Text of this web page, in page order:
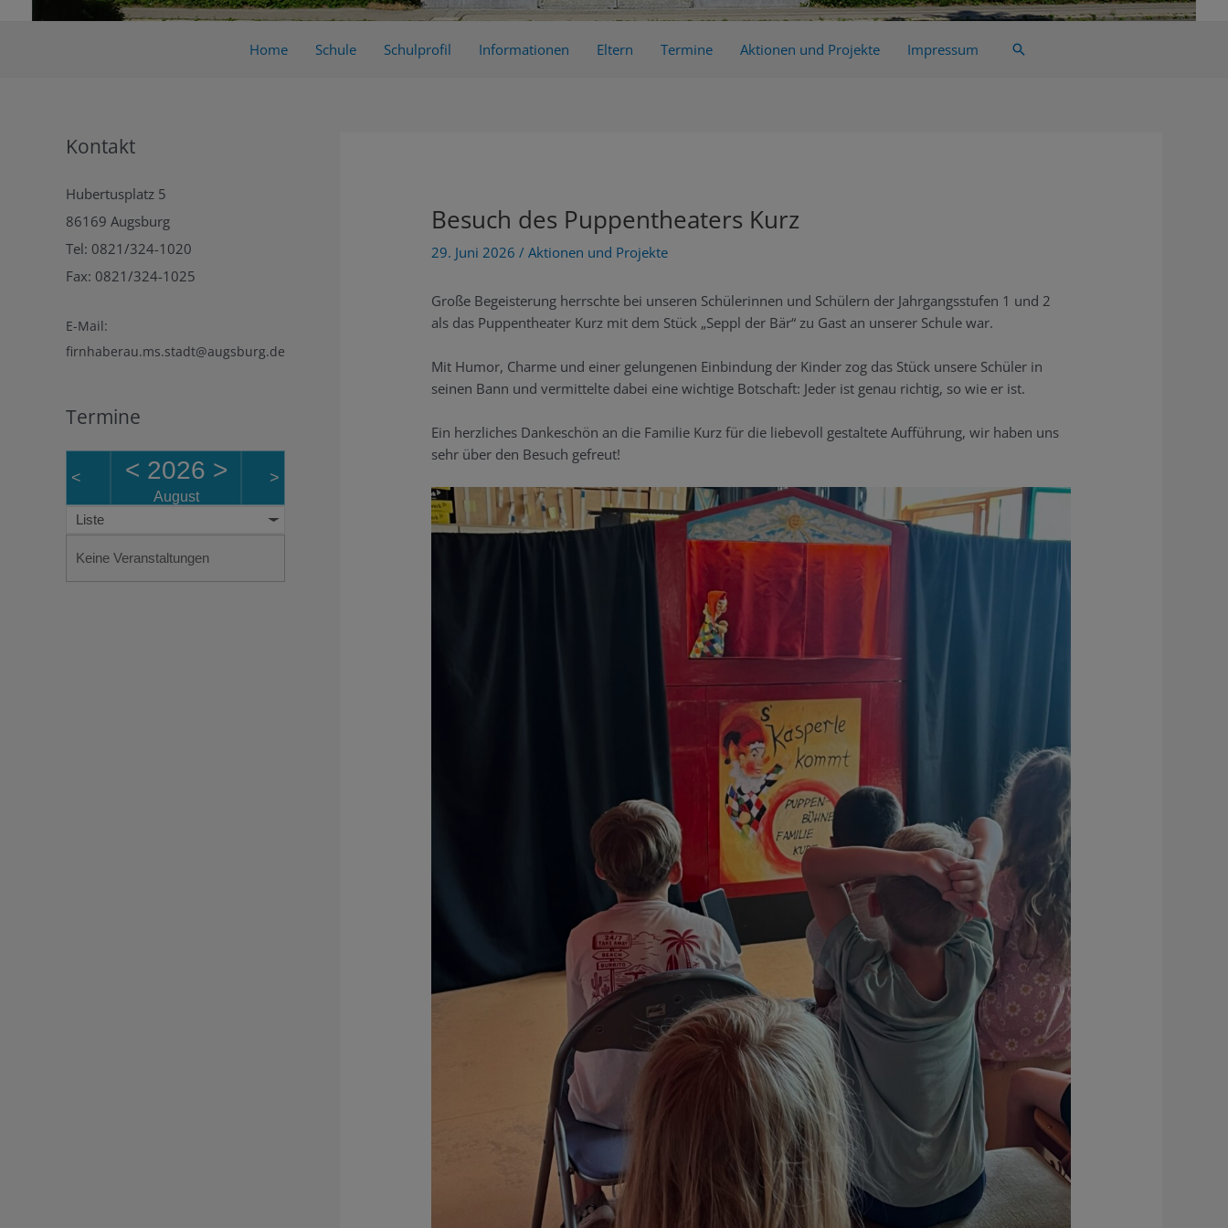
Home Schule Schulprofil Informationen Eltern Termine Aktionen und Projekte Impressum Suche
Kontakt
Hubertusplatz 5
86169 Augsburg
Tel: 0821/324-1020
Fax: 0821/324-1025
E-Mail:
firnhaberau.ms.stadt@augsburg.de
Termine
< < 2026 >
August
>
Liste
Keine Veranstaltungen
Besuch des Puppentheaters Kurz
29. Juni 2026/Aktionen und Projekte
Große Begeisterung herrschte bei unseren Schülerinnen und Schülern der Jahrgangsstufen 1 und 2
als das Puppentheater Kurz mit dem Stück „Seppl der Bär“ zu Gast an unserer Schule war.
Mit Humor, Charme und einer gelungenen Einbindung der Kinder zog das Stück unsere Schüler in
seinen Bann und vermittelte dabei eine wichtige Botschaft: Jeder ist genau richtig, so wie er ist.
Ein herzliches Dankeschön an die Familie Kurz für die liebevoll gestaltete Aufführung, wir haben uns
sehr über den Besuch gefreut!